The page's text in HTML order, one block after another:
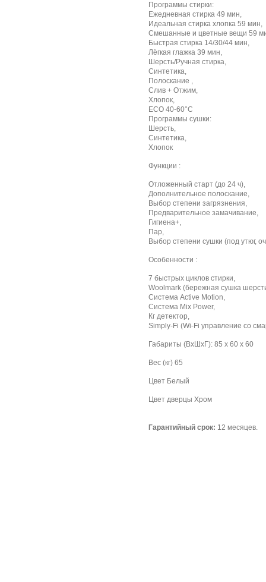
Программы стирки:
Ежедневная стирка 49 мин,
Идеальная стирка хлопка 59 мин,
Смешанные и цветные вещи 59
Быстрая стирка 14/30/44 мин,
Лёгкая глажка 39 мин,
Шерсть/Ручная стирка,
Синтетика,
Полоскание ,
Слив + Отжим,
Хлопок,
ECO 40-60°C
Программы сушки:
Шерсть,
Синтетика,
Хлопок
Функции :
Отложенный старт (до 24 ч),
Дополнительное полоскание,
Выбор степени загрязнения,
Предварительное замачивание,
Гигиена+,
Пар,
Выбор степени сушки (под утюг,
Особенности :
7 быстрых циклов стирки,
Woolmark (бережная сушка
Система Active Motion,
Система Mix Power,
Кг детектор,
Simply-Fi (Wi-Fi управление со
Габариты (ВxШxГ): 85 х 60 х 60
Вес (кг) 65
Цвет Белый
Цвет дверцы Хром
Гарантийный срок: 12 месяцев.